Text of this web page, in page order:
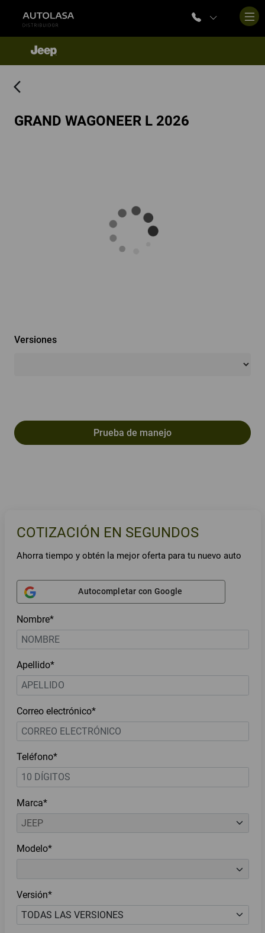
GRAND WAGONEER L 2026
arrow_back_ios
Versiones
Prueba de manejo
COTIZACIÓN EN SEGUNDOS
Ahorra tiempo y obtén la mejor oferta para tu nuevo auto
Autocompletar con Google
Nombre*
Apellido*
Correo electrónico*
Teléfono*
Marca*
Modelo*
Versión*